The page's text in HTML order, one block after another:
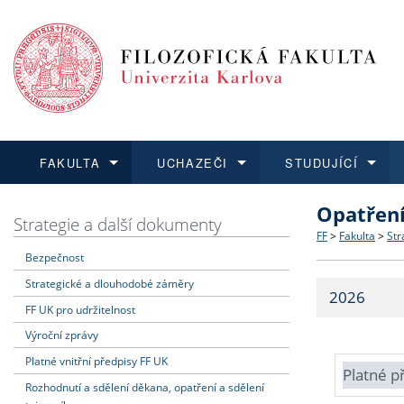
FAKULTA
Dozvědět se více
Struktura
Strategie
Fakultní
UCHAZEČI
Podat přihlášku
Co
Učitelské
STUDUJÍCÍ
Dozvědět se více
Dozvědět se více
O vědě a
Dozvědět se více
Aktuální
Strategie a další dokumenty
Bezpečnost
Strategické a dlouhodobé záměry
FF UK pro udržitelnost
Výroční zprávy
Platné vnitřní předpisy FF UK
Rozhodnutí a sdělení děkana, opatření a sdělení
FF > Fakulta >
2026
Platné